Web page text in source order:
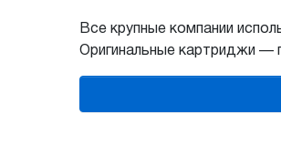
Все крупные компании
Оригинальные картриджи —